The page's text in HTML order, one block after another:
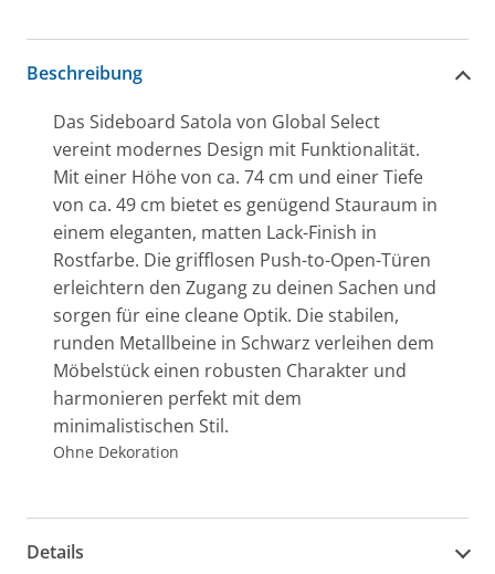
Beschreibung
Das Sideboard Satola von Global Select
vereint modernes Design mit Funktionalität.
Mit einer Höhe von ca. 74 cm und einer Tiefe
von ca. 49 cm bietet es genügend Stauraum in
einem eleganten, matten Lack-Finish in
Rostfarbe. Die grifflosen Push-to-Open-Türen
erleichtern den Zugang zu deinen Sachen und
sorgen für eine cleane Optik. Die stabilen,
runden Metallbeine in Schwarz verleihen dem
Möbelstück einen robusten Charakter und
harmonieren perfekt mit dem
minimalistischen Stil.
Ohne Dekoration
Details